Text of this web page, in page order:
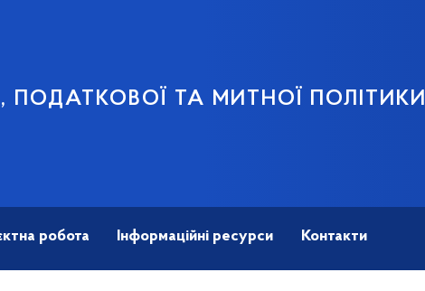
ПОДАТКОВОЇ ТА МИТНОЇ ПОЛІТИКИ
робота Інформаційні ресурси Контакти